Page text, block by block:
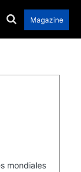
Magazine
mondiales